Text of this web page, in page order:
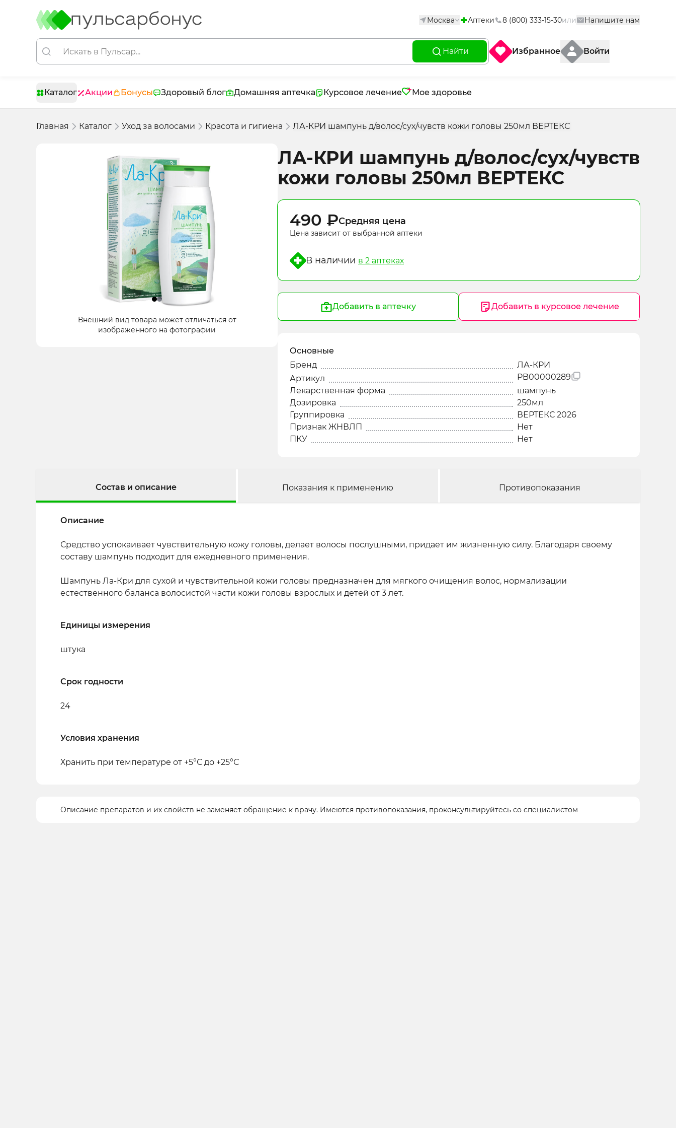
Москва Аптеки 8 (800) 333-15-30или Напишите нам
Найти Избранное Войти
Каталог Акции Бонусы Здоровый блог Домашняя аптечка Курсовое лечение Мое здоровье
Главная Каталог Уход за волосами Красота и гигиена ЛА-КРИ шампунь д/волос/сух/чувств кожи головы 250мл ВЕРТЕКС
Внешний вид товара может отличаться от
изображенного на фотографии
ЛА-КРИ шампунь д/волос/сух/чувств
кожи головы 250мл ВЕРТЕКС
490 ₽Средняя цена
Цена зависит от выбранной аптеки
В наличии в 2 aптеках
Добавить в аптечку Добавить в курсовое лечение
Основные
Бренд
ЛА-КРИ
Артикул
PB00000289
Лекарственная форма
шампунь
Дозировка
250мл
Группировка
ВЕРТЕКС 2026
Признак ЖНВЛП
Нет
ПКУ
Нет
Состав и описание Показания к применению Противопоказания
Описание
Средство успокаивает чувствительную кожу головы, делает волосы послушными, придает им жизненную силу. Благодаря своему
составу шампунь подходит для ежедневного применения.
Шампунь Ла-Кри для сухой и чувствительной кожи головы предназначен для мягкого очищения волос, нормализации
естественного баланса волосистой части кожи головы взрослых и детей от 3 лет.
Единицы измерения
штука
Срок годности
24
Условия хранения
Хранить при температуре от +5°С до +25°С
Описание препаратов и их свойств не заменяет обращение к врачу. Имеются противопоказания, проконсультируйтесь со специалистом